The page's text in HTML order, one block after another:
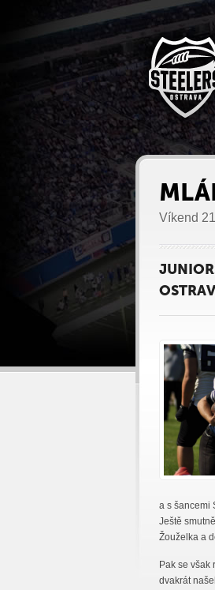
Víkend
a s šancemi
Ještě
Žouželka a
Pak se však
dvakrát